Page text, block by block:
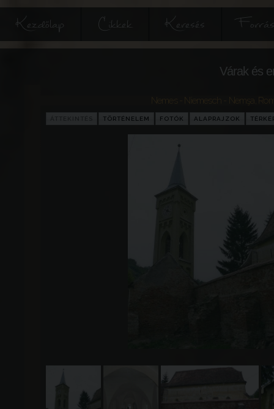
Kezdőlap Cikkek Keresés
Várak és
Nemes - Niemesch - Nemşa
TÖRTÉNELEM FOTÓK ALAPRAJZOK